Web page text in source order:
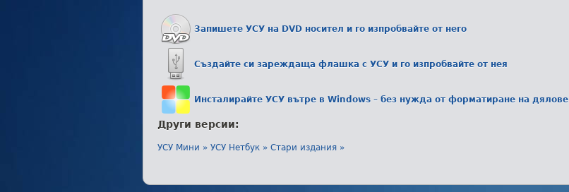
Запишете УСУ на DVD носител и го изпробвайте от него
Създайте си зареждаща флашка с УСУ и го изпробвайте от нея
Инсталирайте УСУ вътре в Windows – без нужда от форматиране на дялове
Други версии:
УСУ Мини » УСУ Нетбук » Стари издания »